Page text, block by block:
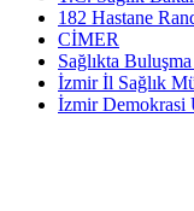
182 Hastane
CİMER
Sağlıkta
İzmir İl Sağlık
İzmir Demokrasi